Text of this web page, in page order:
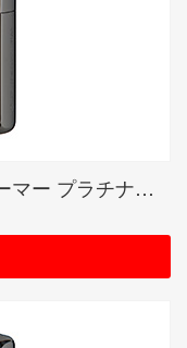
ARMOR PLATINUM PLATE / アーマー プラチナプレート